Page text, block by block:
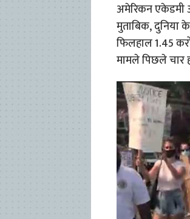
अमेरिकन एकेडमी
मुताबिक,
फिलहाल 1.45
मामले पिछले चार